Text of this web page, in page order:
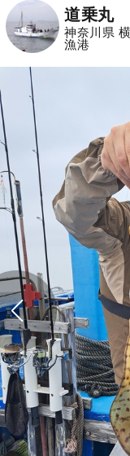
道乗丸
神奈川県
漁港